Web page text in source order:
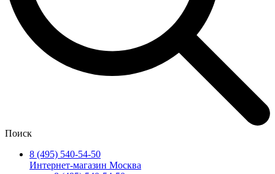
Поиск
8 (495) 540-54-50
Интернет-магазин Москва